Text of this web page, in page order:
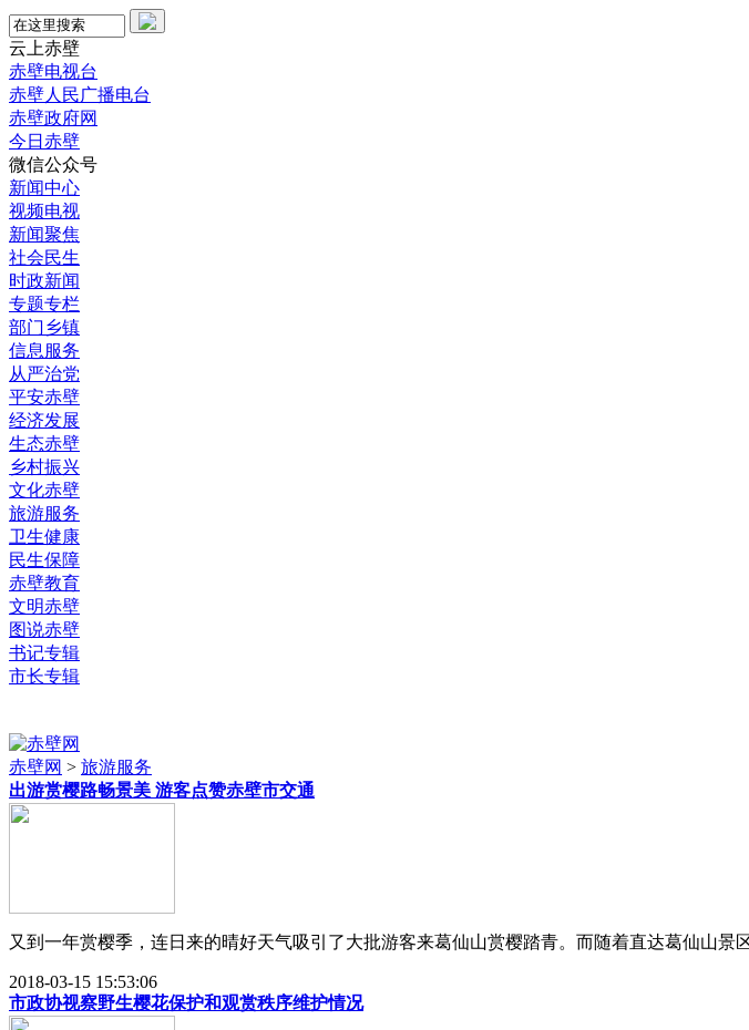
云上赤壁
赤壁电视台
赤壁人民广播电台
赤壁政府网
今日赤壁
微信公众号
新闻中心
视频电视
新闻聚焦
社会民生
时政新闻
专题专栏
部门乡镇
信息服务
从严治党
平安赤壁
经济发展
生态赤壁
乡村振兴
文化赤壁
旅游服务
卫生健康
民生保障
赤壁教育
文明赤壁
图说赤壁
书记专辑
市长专辑
赤壁网 > 旅游服务
出游赏樱路畅景美 游客点赞赤壁市交通
又到一年赏樱季，连日来的晴好天气吸引了大批游客来葛仙山赏樱踏青。而随着直达葛仙山
2018-03-15 15:53:06
市政协视察野生樱花保护和观赏秩序维护情况